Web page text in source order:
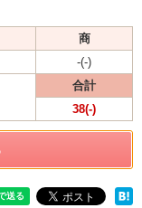
商
-(-)
合計
38(-)